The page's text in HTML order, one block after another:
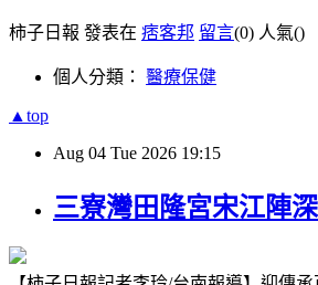
柿子日報 發表在 痞客邦 留言(0) 人氣()
個人分類： 醫療保健
▲top
Aug 04 Tue 2026 19:15
三寮灣田隆宮宋江陣